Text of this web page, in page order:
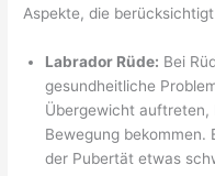
Aspekte, die
Labrador Rüde: Bei
gesundheitliche
Übergewicht auftreten,
Bewegung bekommen.
der Pubertät etwas